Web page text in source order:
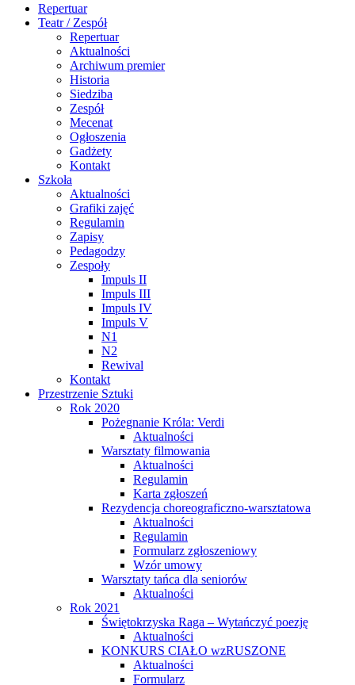
Repertuar
Teatr / Zespół
Repertuar
Aktualności
Archiwum premier
Historia
Siedziba
Zespół
Mecenat
Ogłoszenia
Gadżety
Kontakt
Szkoła
Aktualności
Grafiki zajęć
Regulamin
Zapisy
Pedagodzy
Zespoły
Impuls II
Impuls III
Impuls IV
Impuls V
N1
N2
Rewival
Kontakt
Przestrzenie Sztuki
Rok 2020
Pożegnanie Króla: Verdi
Aktualności
Warsztaty filmowania
Aktualności
Regulamin
Karta zgłoszeń
Rezydencja choreograficzno-warsztatowa
Aktualności
Regulamin
Formularz zgłoszeniowy
Wzór umowy
Warsztaty tańca dla seniorów
Aktualności
Rok 2021
Świętokrzyska Raga – Wytańczyć poezję
Aktualności
KONKURS CIAŁO wzRUSZONE
Aktualności
Formularz